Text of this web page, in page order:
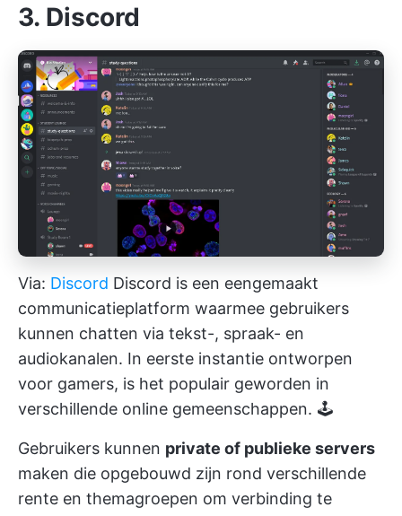
3. Discord
Via: Discord Discord is een eengemaakt
communicatieplatform waarmee gebruikers
kunnen chatten via tekst-, spraak- en
audiokanalen. In eerste instantie ontworpen
voor gamers, is het populair geworden in
verschillende online gemeenschappen. 🕹️
Gebruikers kunnen private of publieke servers
maken die opgebouwd zijn rond verschillende
rente en themagroepen om verbinding te